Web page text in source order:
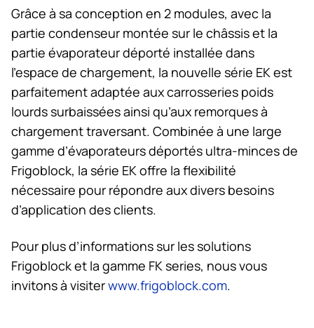
Grâce à sa conception en 2 modules, avec la
partie condenseur montée sur le châssis et la
partie évaporateur déporté installée dans
l’espace de chargement, la nouvelle série EK est
parfaitement adaptée aux carrosseries poids
lourds surbaissées ainsi qu’aux remorques à
chargement traversant. Combinée à une large
gamme d’évaporateurs déportés ultra-minces de
Frigoblock, la série EK offre la flexibilité
nécessaire pour répondre aux divers besoins
d’application des clients.
Pour plus d’informations sur les solutions
Frigoblock et la gamme FK series, nous vous
invitons à visiterwww.frigoblock.com.